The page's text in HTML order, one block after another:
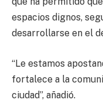
espacios dignos,
desarrollarse en el
“Le estamos
fortalece a la
ciudad”, añadió.